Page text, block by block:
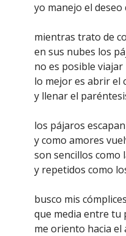
yo manejo el deseo
mientras trato de
en sus nubes los
no es posible viajar
lo mejor es abrir el
y llenar el
los pájaros
y como amores
son sencillos como
y repetidos como
busco mis
que media entre tu
me oriento hacia